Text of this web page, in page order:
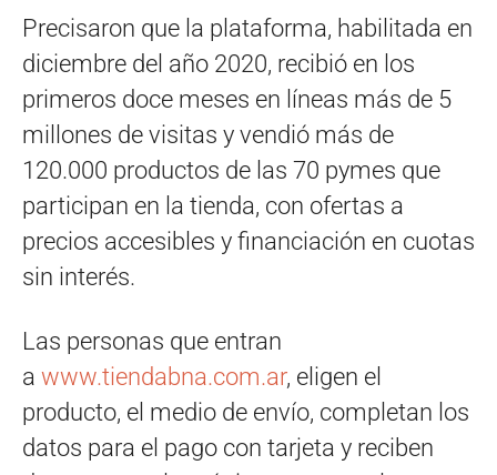
Precisaron que la plataforma, habilitada en
diciembre del año 2020, recibió en los
primeros doce meses en líneas más de 5
millones de visitas y vendió más de
120.000 productos de las 70 pymes que
participan en la tienda, con ofertas a
precios accesibles y financiación en cuotas
sin interés.
Las personas que entran
a www.tiendabna.com.ar, eligen el
producto, el medio de envío, completan los
datos para el pago con tarjeta y reciben